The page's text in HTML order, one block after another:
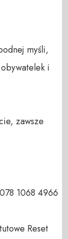
myśli,
i
1068 4966
Reset